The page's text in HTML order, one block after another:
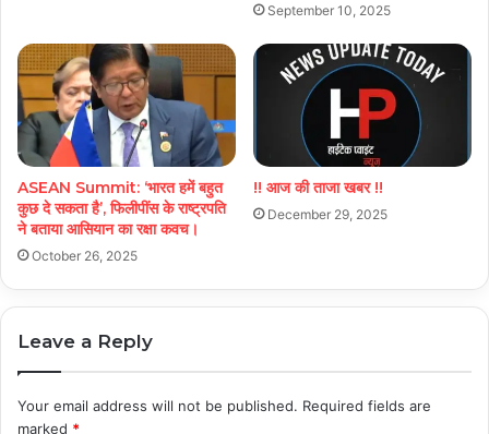
September 10, 2025
ASEAN Summit: ‘भारत हमें बहुत
कुछ दे सकता है’, फिलीपींस के राष्‍ट्रपत‍ि
ने बताया आस‍ियान का रक्षा कवच।
October 26, 2025
!! आज की ताजा खबर !!
December 29, 2025
Leave a Reply
Your email address will not be published. Required fields are
marked *